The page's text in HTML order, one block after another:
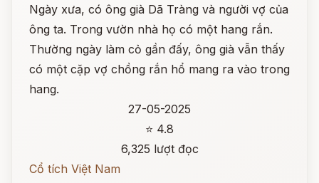
Ngày xưa, có ông già Dã Tràng và người vợ của
ông ta. Trong vườn nhà họ có một hang rắn.
Thường ngày làm cỏ gần đấy, ông già vẫn thấy
có một cặp vợ chồng rắn hổ mang ra vào trong
hang.
27-05-2025
⭐ 4.8
6,325 lượt đọc
Cổ tích Việt Nam